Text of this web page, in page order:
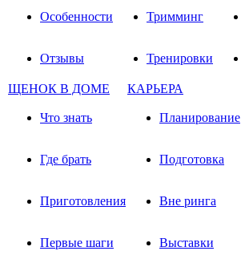
Особенности Тримминг
Отзывы Тренировки
ЩЕНОК В ДОМЕ КАРЬЕРА
Что знать Планирование
Где брать Подготовка
Приготовления Вне ринга
Первые шаги Выставки